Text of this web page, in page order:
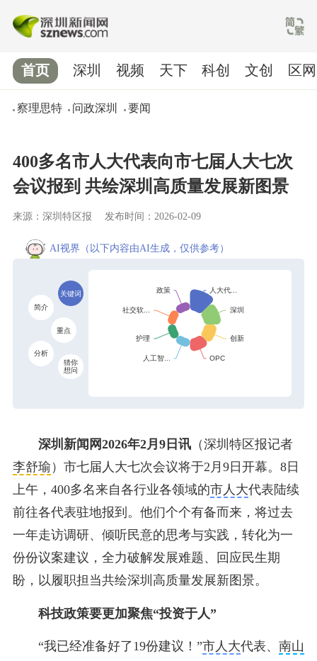
首页
察理思特 问政深圳 要闻
深圳 视频 天下 科创 文创 区网
400多名市人大代表向市七届人大七次
会议报到 共绘深圳高质量发展新图景
来源：深圳特区报 发布时间：2026-02-09
AI视界 （以下内容由AI生成，仅供参考）
关键词
简介
重点
分析
猜你
想问
深圳新闻网2026年2月9日讯（深圳特区报记者
李舒瑜 ）市七届人大七次会议将于2月9日开幕。8日
上午，400多名来自各行业各领域的市人大代表陆续
前往各代表驻地报到。他们个个有备而来，将过去
一年走访调研、倾听民意的思考与实践，转化为一
份份议案建议，全力破解发展难题、回应民生期
盼，以履职担当共绘深圳高质量发展新图景。
科技政策要更加聚焦“投资于人”
“我已经准备好了19份建议！”市人大代表、 南山